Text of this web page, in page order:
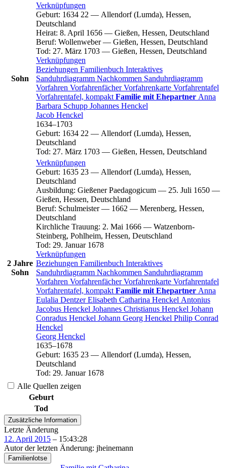
Sohn
Verknüpfungen
Geburt: 1634 22 — Allendorf (Lumda), Hessen,
Deutschland
Heirat: 8. April 1656 — Gießen, Hessen, Deutschland
Beruf: Wollenweber— Gießen, Hessen, Deutschland
Tod: 27. März 1703 — Gießen, Hessen, Deutschland
Verknüpfungen
Beziehungen Familienbuch Interaktives
Sanduhrdiagramm Nachkommen Sanduhrdiagramm
Vorfahren VorfahrenfächerVorfahrenkarte Vorfahrentafel
Vorfahrentafel, kompakt Familie mit Ehepartner Anna
Barbara Schupp Johannes Henckel
Jacob Henckel
1634–1703
Geburt: 1634 22 — Allendorf (Lumda), Hessen,
Deutschland
Tod: 27. März 1703 — Gießen, Hessen, Deutschland
2 Jahre
Sohn
Verknüpfungen
Geburt: 1635 23 — Allendorf (Lumda), Hessen,
Deutschland
Ausbildung: Gießener Paedagogicum — 25. Juli 1650 —
Gießen, Hessen, Deutschland
Beruf: Schulmeister— 1662 — Merenberg, Hessen,
Deutschland
Kirchliche Trauung: 2. Mai 1666 — Watzenborn-
Steinberg, Pohlheim, Hessen, Deutschland
Tod: 29. Januar 1678
Verknüpfungen
Beziehungen Familienbuch Interaktives
Sanduhrdiagramm Nachkommen Sanduhrdiagramm
Vorfahren VorfahrenfächerVorfahrenkarte Vorfahrentafel
Vorfahrentafel, kompakt Familie mit Ehepartner Anna
Eulalia Dentzer Elisabeth Catharina Henckel Antonius
Jacobus Henckel Johannes Christianus Henckel Johann
Conradus Henckel Johann Georg Henckel Philip Conrad
Henckel
Georg Henckel
1635–1678
Geburt: 1635 23 — Allendorf (Lumda), Hessen,
Deutschland
Tod: 29. Januar 1678
Alle Quellen zeigen
Geburt
Tod
Zusätzliche Information
Letzte Änderung
12. April 2015 – 15:43:28
Autor der letzten Änderung: jheinemann
Familienlotse